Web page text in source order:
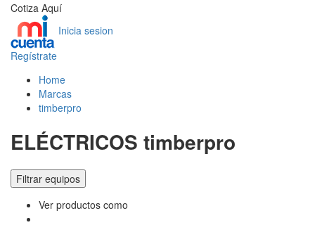
Cotiza Aquí
Inicia sesion
Regístrate
Home
Marcas
timberpro
ELÉCTRICOS timberpro
Filtrar equipos
Ver productos como